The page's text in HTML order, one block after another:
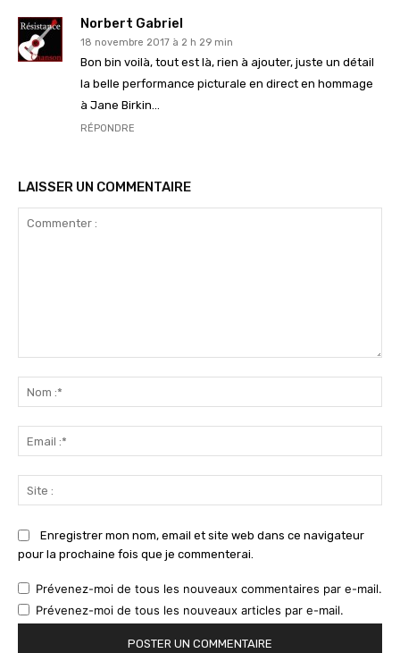
Norbert Gabriel
18 novembre 2017 à 2 h 29 min
Bon bin voilà, tout est là, rien à ajouter, juste un détail
la belle performance picturale en direct en hommage
à Jane Birkin…
RÉPONDRE
LAISSER UN COMMENTAIRE
:*
:*
:
Enregistrer mon nom, email et site web dans ce navigateur
pour la prochaine fois que je commenterai.
Prévenez-moi de tous les nouveaux commentaires par e-mail.
Prévenez-moi de tous les nouveaux articles par e-mail.